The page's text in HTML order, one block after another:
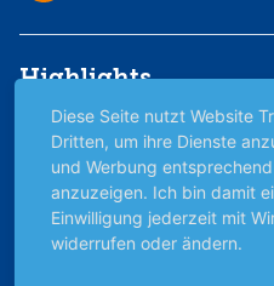
Highlights
Archiv
Börsenbericht
Börsengerüchte
Börsengespräche
Börsennews
Diese Seite nutzt Website
Dritten, um ihre Dienste
und Werbung
anzuzeigen. Ich bin damit
Einwilligung jederzeit mit
widerrufen oder ändern.